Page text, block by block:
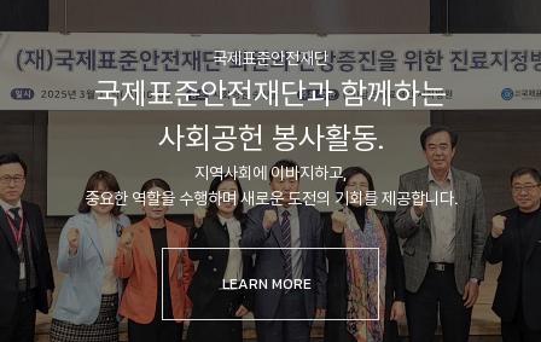
국제표준안전재단
국제표준안전재단과 함께하는
사회공헌 봉사활동.
지역사회에 이바지하고,
중요한 역할을 수행하며 새로운 도전의 기회를 제공합니다.
LEARN MORE